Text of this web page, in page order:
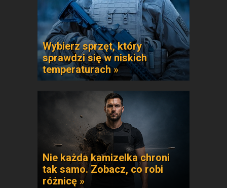
Wybierz sprzęt, który
sprawdzi się w niskich
temperaturach »
Nie każda kamizelka chroni
tak samo. Zobacz, co robi
różnicę »